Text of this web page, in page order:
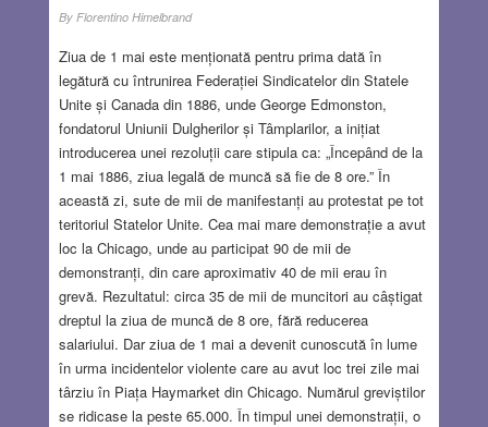
By Florentino Himelbrand
Ziua de 1 mai este menționată pentru prima dată în
legătură cu întrunirea Federației Sindicatelor din Statele
Unite și Canada din 1886, unde George Edmonston,
fondatorul Uniunii Dulgherilor și Tâmplarilor, a inițiat
introducerea unei rezoluții care stipula ca: „Începând de la
1 mai 1886, ziua legală de muncă să fie de 8 ore.” În
această zi, sute de mii de manifestanți au protestat pe tot
teritoriul Statelor Unite. Cea mai mare demonstrație a avut
loc la Chicago, unde au participat 90 de mii de
demonstranți, din care aproximativ 40 de mii erau în
grevă. Rezultatul: circa 35 de mii de muncitori au câștigat
dreptul la ziua de muncă de 8 ore, fără reducerea
salariului. Dar ziua de 1 mai a devenit cunoscută în lume
în urma incidentelor violente care au avut loc trei zile mai
târziu în Piața Haymarket din Chicago. Numărul greviștilor
se ridicase la peste 65.000. În timpul unei demonstrații, o